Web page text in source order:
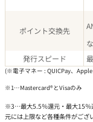
ポイント交換先
発行スピード
(※電子マネー : QUICPay、
※1…Mastercard®とVisaのみ
※3…最大5.5％還元・最大15％
元には上限など各種条件がござ